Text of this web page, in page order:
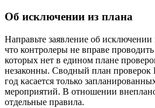
Об исключении из плана
Направьте заявление об
что контролеры не вправе
которых нет в едином плане
незаконны. Сводный план проверок
год касается только
мероприятий. В отношении
отдельные правила.